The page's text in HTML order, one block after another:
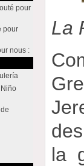
La
la
pour
pour
nous :